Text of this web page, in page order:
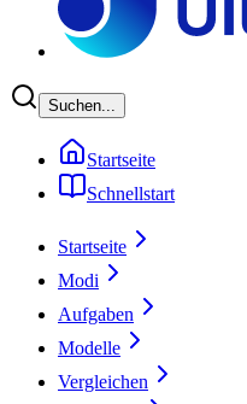
Suchen...
Startseite
Schnellstart
Startseite
Modi
Aufgaben
Modelle
Vergleichen